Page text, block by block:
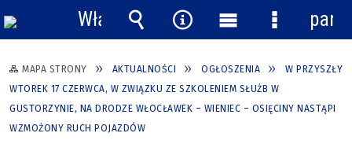
MAPA STRONY AKTUALNOŚCI OGŁOSZENIA
W PRZYSZŁY
WTOREK 17 CZERWCA, W ZWIĄZKU ZE SZKOLENIEM SŁUŻB W
GUSTORZYNIE, NA DRODZE WŁOCŁAWEK – WIENIEC – OSIĘCINY NASTĄPI
WZMOŻONY RUCH POJAZDÓW
Włącz
powiadomienia
Wyszukiwarka
Narzędzia
Menu
główne
Menu
panel